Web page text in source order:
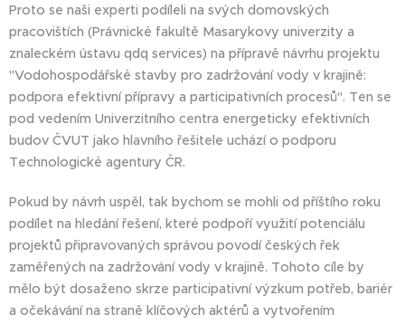
Proto se naši experti podíleli na svých domovských
pracovištích (Právnické fakultě Masarykovy univerzity a
znaleckém ústavu qdq services) na přípravě návrhu projektu
"Vodohospodářské stavby pro zadržování vody v krajině:
podpora efektivní přípravy a participativních procesů". Ten se
pod vedením Univerzitního centra energeticky efektivních
budov ČVUT jako hlavního řešitele uchází o podporu
Technologické agentury ČR.
Pokud by návrh uspěl, tak bychom se mohli od příštího roku
podílet na hledání řešení, které podpoří využití potenciálu
projektů připravovaných správou povodí českých řek
zaměřených na zadržování vody v krajině. Tohoto cíle by
mělo být dosaženo skrze participativní výzkum potřeb, bariér
a očekávání na straně klíčových aktérů a vytvořením